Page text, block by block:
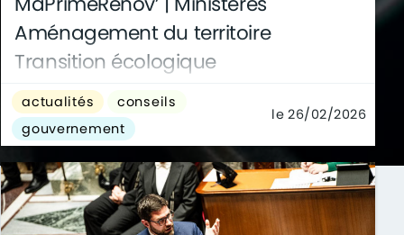
Aménagement du territoire
Transition écologique
Suspendu temporairement depuis le 1er janvier
2026, le guichet MaPrimeRénov’ réouvre ce 23
février. La principale aide publique ...
actualités
conseils
gouvernement
le 26/02/2026